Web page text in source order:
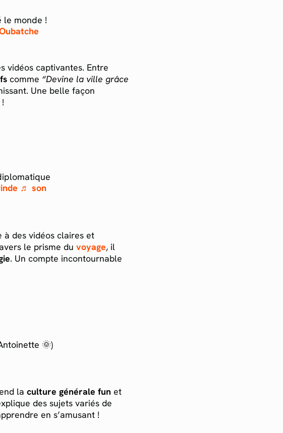
le monde !
vidéos captivantes. Entre
comme “Devine la ville grâce
Une belle façon
♬ son
à des vidéos claires et
le prisme du voyage, il
. Un compte incontournable
🌞)
la culture générale fun et
des sujets variés de
en s’amusant !